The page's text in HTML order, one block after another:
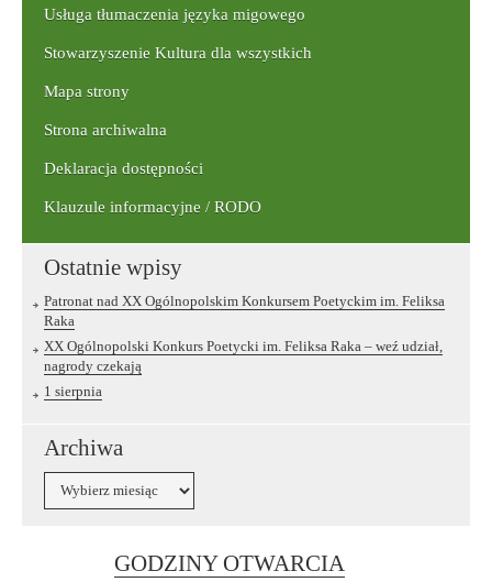
Usługa tłumaczenia języka migowego
Stowarzyszenie Kultura dla wszystkich
Mapa strony
Strona archiwalna
Deklaracja dostępności
Klauzule informacyjne / RODO
Ostatnie wpisy
Patronat nad XX Ogólnopolskim Konkursem Poetyckim im. Feliksa
Raka
XX Ogólnopolski Konkurs Poetycki im. Feliksa Raka – weź udział,
nagrody czekają
1 sierpnia
Archiwa
GODZINY OTWARCIA